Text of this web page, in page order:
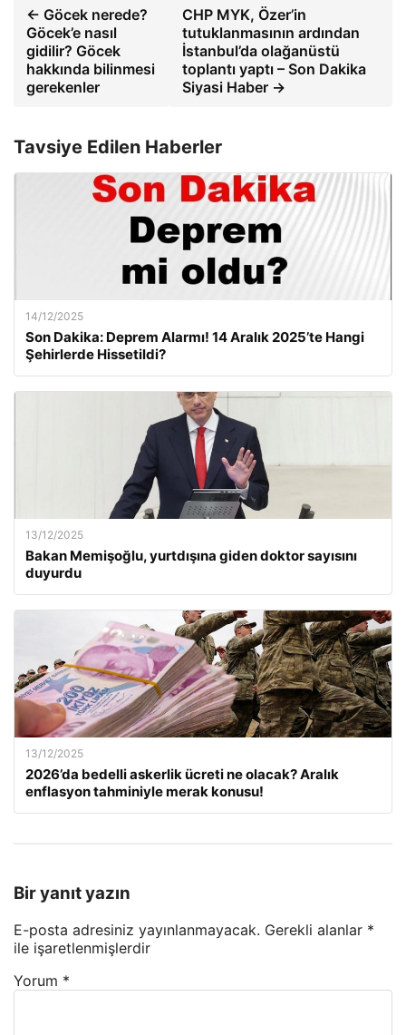
← Göcek nerede?
Göcek’e nasıl
gidilir? Göcek
hakkında bilinmesi
gerekenler
CHP MYK, Özer’in
tutuklanmasının ardından
İstanbul’da olağanüstü
toplantı yaptı – Son Dakika
Siyasi Haber →
Tavsiye Edilen Haberler
14/12/2025
Son Dakika: Deprem Alarmı! 14 Aralık 2025’te Hangi
Şehirlerde Hissetildi?
13/12/2025
Bakan Memişoğlu, yurtdışına giden doktor sayısını
duyurdu
13/12/2025
2026’da bedelli askerlik ücreti ne olacak? Aralık
enflasyon tahminiyle merak konusu!
Bir yanıt yazın
E-posta adresiniz yayınlanmayacak. Gerekli alanlar *
ile işaretlenmişlerdir
Yorum *